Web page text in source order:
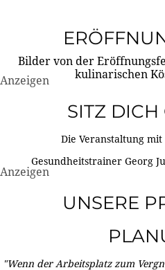
Bilder von der
kulinarischen
Anzeigen
SITZ DICH
Die Veranstaltung
Gesundheitstrainer Georg
Anzeigen
UNSERE
"Wenn der Arbeitsplatz zum